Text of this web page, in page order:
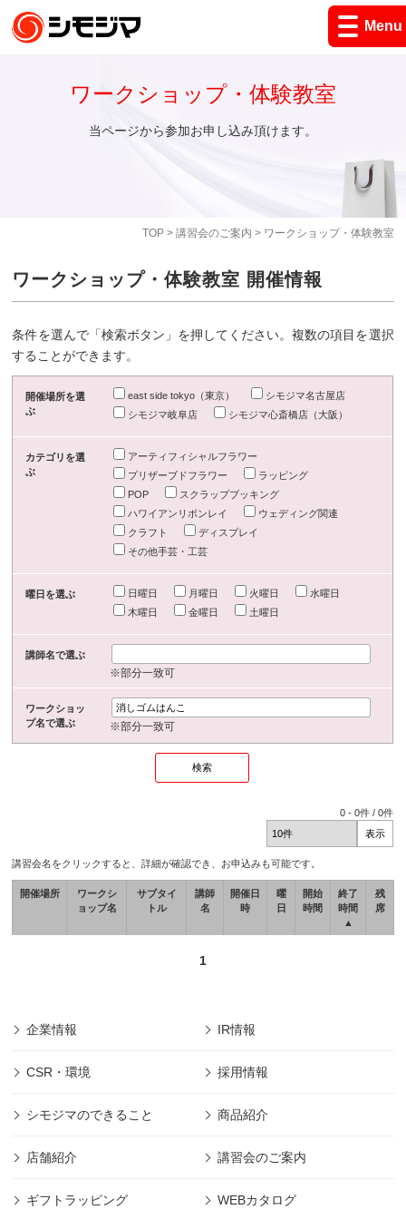
Menu
TOP> 講習会のご案内 > ワークショップ・体験教室
ワークショップ・体験教室
当ページから参加お申し込み頂けます。
ワークショップ・体験教室 開催情報
条件を選んで「検索ボタン」を押してください。複数の項目を選択
することができます。
開催場所を選
ぶ
east side tokyo（東京）
シモジマ名古屋店
シモジマ岐阜店
シモジマ心斎橋店（大阪）
カテゴリを選
ぶ
アーティフィシャルフラワー
プリザーブドフラワー
ラッピング
POP
スクラップブッキング
ハワイアンリボンレイ
ウェディング関連
クラフト
ディスプレイ
その他手芸・工芸
曜日を選ぶ 日曜日 月曜日 火曜日
水曜日
木曜日
金曜日 土曜日
講師名で選ぶ
※部分一致可
ワークショッ
プ名で選ぶ
※部分一致可
0 -0件 /0件
講習会名をクリックすると、詳細が確認でき、お申込みも可能です。
開催場所
ワークシ
ョップ名
サブタイ
トル
講師
名
開催日
時
曜
日
開始
時間
終了
時間
▲
残
席
1
企業情報 IR情報
CSR・環境 採用情報
シモジマのできること 商品紹介
店舗紹介 講習会のご案内
ギフトラッピング WEBカタログ